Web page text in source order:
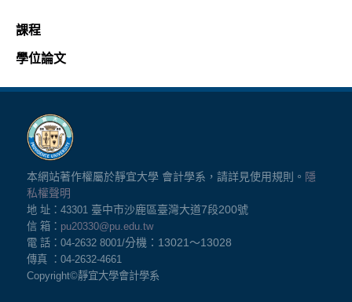
課程
學位論文
本網站著作權屬於靜宜大學 會計學系，請詳見使用規則。 隱
私權聲明
地 址：43301 臺中市沙鹿區臺灣大道7段200號
信 箱： pu20330@pu.edu.tw
電 話：04-2632 8001/分機：13021～13028
傳真 ：04-2632-4661
Copyright©靜宜大學會計學系